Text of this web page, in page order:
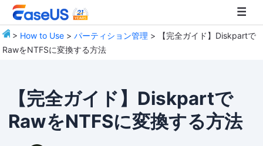
> How to Use >パーティション管理 > 【完全ガイド】Diskpartで
RawをNTFSに変換する方法
【完全ガイド】Diskpartで
RawをNTFSに変換する方法